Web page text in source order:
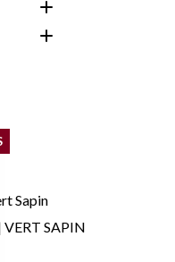
SAPIN